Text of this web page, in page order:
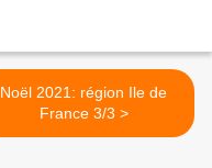
Noël 2021: région Ile de
France 3/3 >